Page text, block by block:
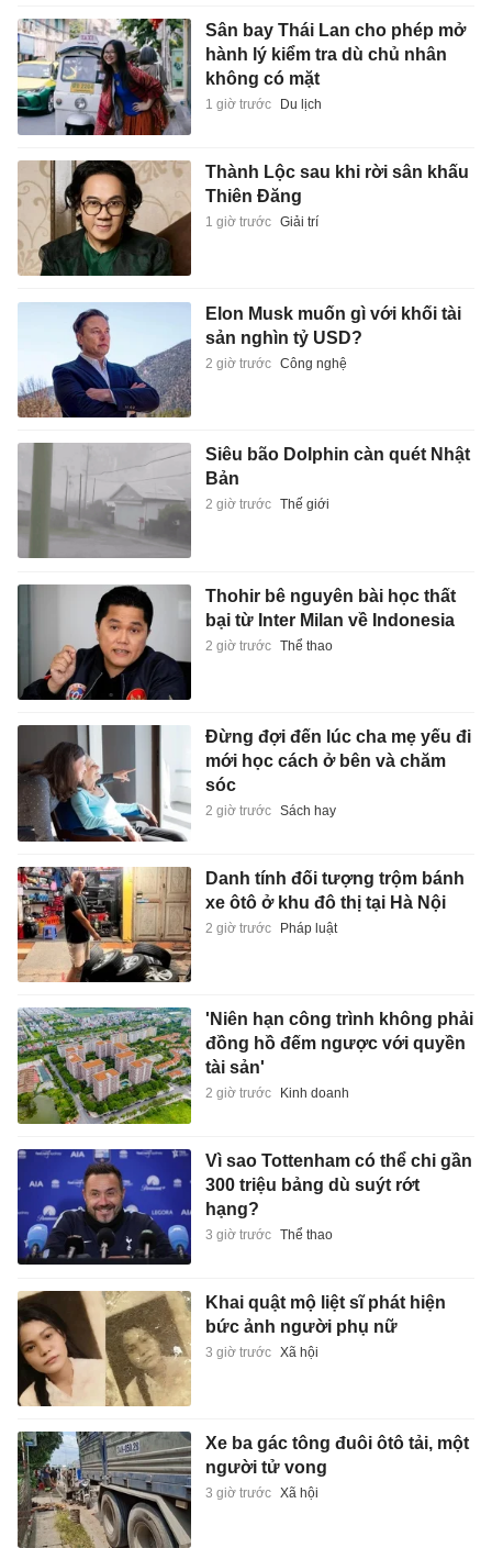
Sân bay Thái Lan cho phép mở
hành lý kiểm tra dù chủ nhân
không có mặt
1 giờ trước Du lịch
Thành Lộc sau khi rời sân khấu
Thiên Đăng
1 giờ trước Giải trí
Elon Musk muốn gì với khối tài
sản nghìn tỷ USD?
2 giờ trước Công nghệ
Siêu bão Dolphin càn quét Nhật
Bản
2 giờ trước Thế giới
Thohir bê nguyên bài học thất
bại từ Inter Milan về Indonesia
2 giờ trước Thể thao
Đừng đợi đến lúc cha mẹ yếu đi
mới học cách ở bên và chăm
sóc
2 giờ trước Sách hay
Danh tính đối tượng trộm bánh
xe ôtô ở khu đô thị tại Hà Nội
2 giờ trước Pháp luật
'Niên hạn công trình không phải
đồng hồ đếm ngược với quyền
tài sản'
2 giờ trước Kinh doanh
Vì sao Tottenham có thể chi gần
300 triệu bảng dù suýt rớt
hạng?
3 giờ trước Thể thao
Khai quật mộ liệt sĩ phát hiện
bức ảnh người phụ nữ
3 giờ trước Xã hội
Xe ba gác tông đuôi ôtô tải, một
người tử vong
3 giờ trước Xã hội